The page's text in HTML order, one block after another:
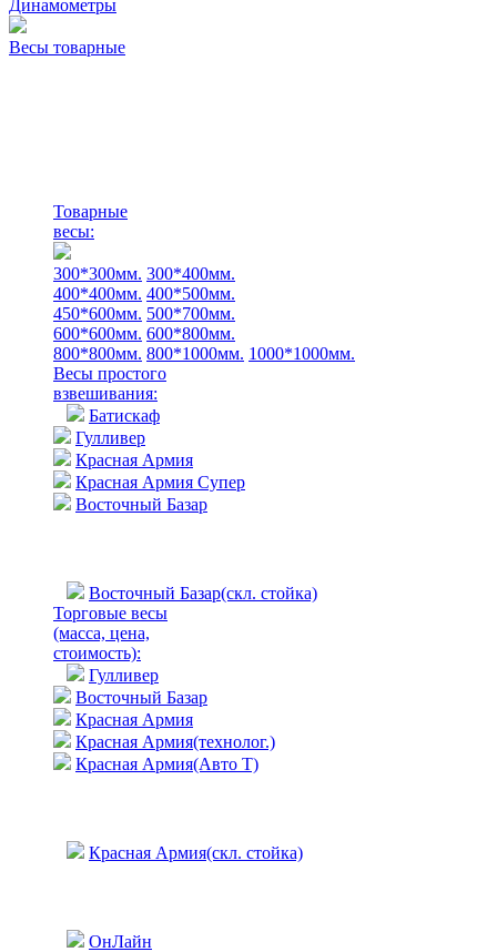
Динамометры
Весы товарные
Товарные
весы:
300*300мм. 300*400мм.
400*400мм. 400*500мм.
450*600мм. 500*700мм.
600*600мм. 600*800мм.
800*800мм. 800*1000мм. 1000*1000мм.
Весы простого
взвешивания:
Батискаф
Гулливер
Красная Армия
Красная Армия Супер
Восточный Базар
Восточный Базар(скл. стойка)
Торговые весы
(масса, цена,
стоимость):
Гулливер
Восточный Базар
Красная Армия
Красная Армия(технолог.)
Красная Армия(Авто Т)
Красная Армия(скл. стойка)
ОнЛайн